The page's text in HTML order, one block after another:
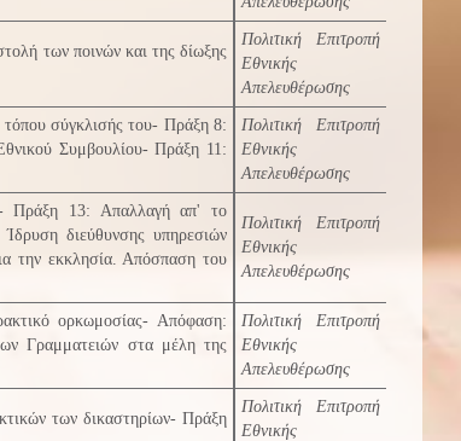
των ποινών και της δίωξης
Πολιτική Επιτροπή
Εθνικής
Απελευθέρωσης
σύγκλισής του- Πράξη 8:
Συμβουλίου- Πράξη 11:
Πολιτική Επιτροπή
Εθνικής
Απελευθέρωσης
Πράξη 13: Απαλλαγή απ' το
διεύθυνσης υπηρεσιών
την εκκλησία. Απόσπαση του
Πολιτική Επιτροπή
Εθνικής
Απελευθέρωσης
ορκωμοσίας- Απόφαση:
Γραμματειών στα μέλη της
Πολιτική Επιτροπή
Εθνικής
Απελευθέρωσης
των δικαστηρίων- Πράξη
Πολιτική Επιτροπή
Εθνικής